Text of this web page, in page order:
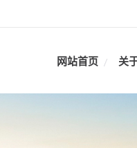
网站首页 关